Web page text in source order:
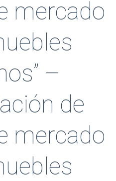
mercado
–
de
mercado